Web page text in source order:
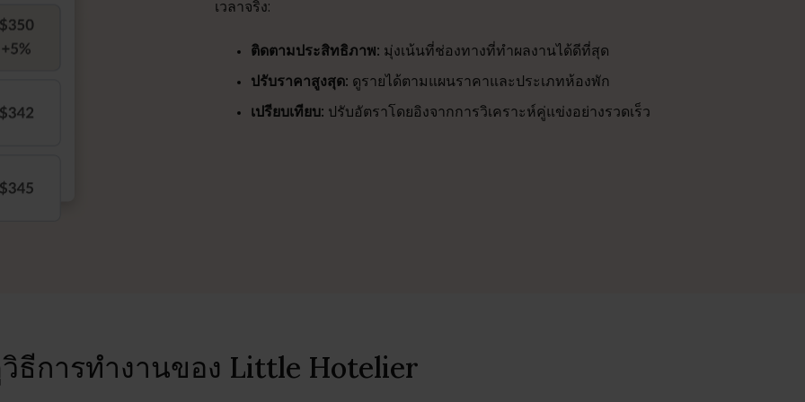
เวลาจริง:
ติดตามประสิทธิภาพ: มุ่งเน้นที่ช่องทางที่ทำผลงานได้ดีที่สุด
ปรับราคาสูงสุด: ดูรายได้ตามแผนราคาและประเภทห้องพัก
เปรียบเทียบ: ปรับอัตราโดยอิงจากการวิเคราะห์คู่แข่งอย่างรวดเร็ว
ธีการทำงานของ Little Hotelier